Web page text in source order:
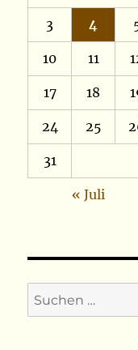
3 4
10 11
17 18
24 25
31
« Juli
Suchen
nach: